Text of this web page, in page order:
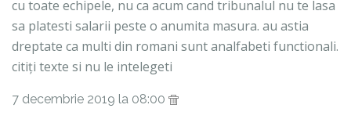
cu toate echipele, nu ca acum cand tribunalul nu te lasa
sa platesti salarii peste o anumita masura. au astia
dreptate ca multi din romani sunt analfabeti functionali.
citiți texte si nu le intelegeti
7 decembrie 2019 la 08:00